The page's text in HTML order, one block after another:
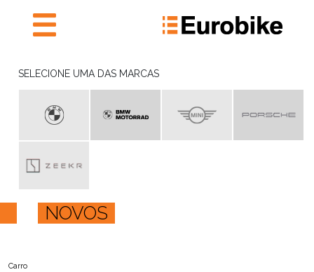
PRONTA ENTREGA
PRONTA ENTREGA
AGENDAR SERVIÇOS
SELECIONE UMA DAS MARCAS
NOVOS
Carro